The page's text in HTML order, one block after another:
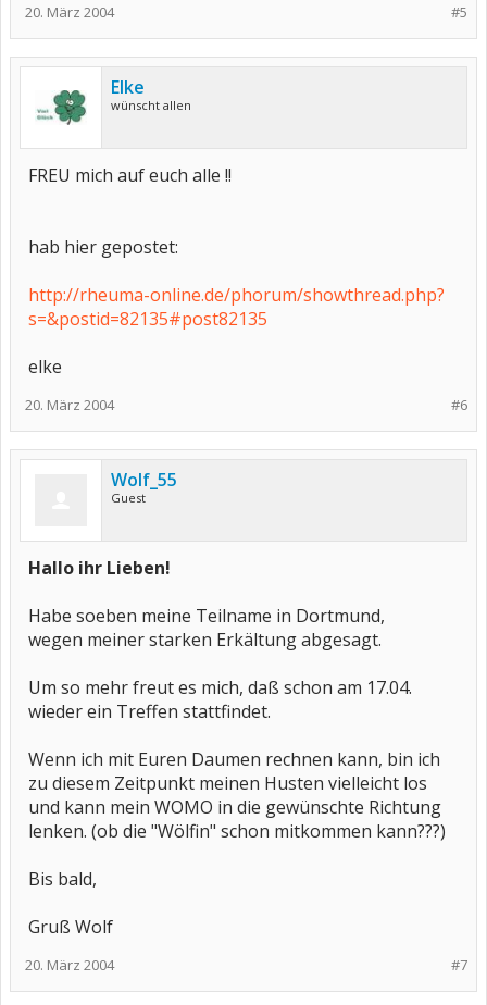
#5
20. März 2004
Elke
wünscht allen
FREU mich auf euch alle !!
hab hier gepostet:
http://rheuma-online.de/phorum/showthread.php?
s=&postid=82135#post82135
elke
#6
20. März 2004
Wolf_55
Guest
Hallo ihr Lieben!
Habe soeben meine Teilname in Dortmund,
wegen meiner starken Erkältung abgesagt.
Um so mehr freut es mich, daß schon am 17.04.
wieder ein Treffen stattfindet.
Wenn ich mit Euren Daumen rechnen kann, bin ich
zu diesem Zeitpunkt meinen Husten vielleicht los
und kann mein WOMO in die gewünschte Richtung
lenken. (ob die "Wölfin" schon mitkommen kann???)
Bis bald,
Gruß Wolf
#7
20. März 2004